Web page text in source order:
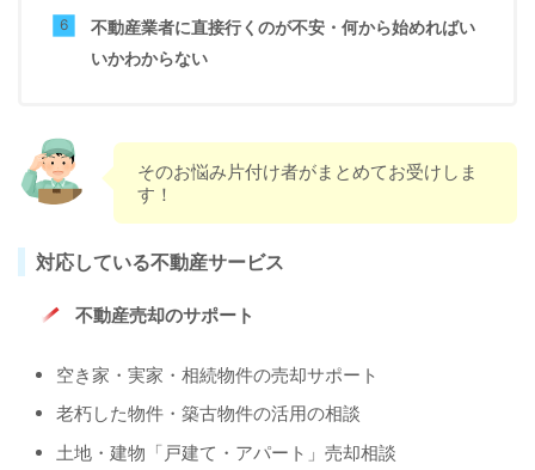
不動産業者に直接行くのが不安・何から始めればい
いかわからない
そのお悩み片付け者がまとめてお受けしま
す！
対応している不動産サービス
不動産売却のサポート
空き家・実家・相続物件の売却サポート
老朽した物件・築古物件の活用の相談
土地・建物「戸建て・アパート」売却相談